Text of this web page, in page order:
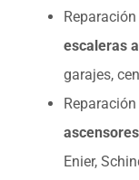
Reparación
escaleras
garajes,
Reparación
Enier,